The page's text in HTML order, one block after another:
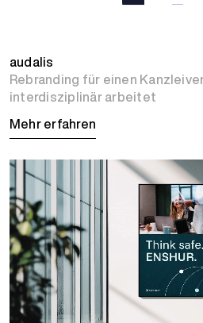
audalis
Rebranding für einen
interdisziplinär arbeitet
Mehr erfahren